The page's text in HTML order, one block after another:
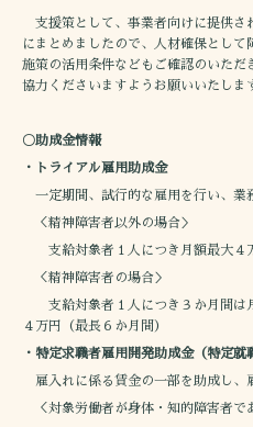
支援策として、事業者向けに提供さ
にまとめましたので、人材確保とし
施策の活用条件などもご確認のいただ
協力くださいますようお願いいたしま
〇助成金情報
・トライアル雇用助成金
一定期間、試行的な雇用を行い、業
＜精神障害者以外の場合＞
支給対象者１人につき月額最大４万
＜精神障害者の場合＞
支給対象者１人につき３か月間は
４万円（最長６か月間）
・特定求職者雇用開発助成金（特定就
雇入れに係る賃金の一部を助成し、
＜対象労働者が身体・知的障害者で